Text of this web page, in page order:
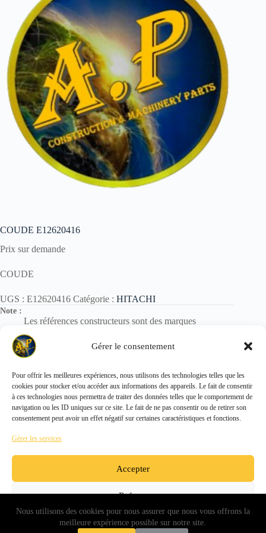
Gérer le consentement
Pour offrir les meilleures expériences, nous utilisons des technologies telles que les
cookies pour stocker et/ou accéder aux informations des appareils. Le fait de consentir
à ces technologies nous permettra de traiter des données telles que le comportement de
navigation ou les ID uniques sur ce site. Le fait de ne pas consentir ou de retirer son
consentement peut avoir un effet négatif sur certaines caractéristiques et fonctions.
Gérer les services
Accepter
Refuser
Voir les préférences
Nous utilisons des cookies pour nous assurer que nous vous offrons la
meilleure expérience possible sur notre site.
COUDE E12620416
Prix sur demande
COUDE
UGS : E12620416 Catégorie : HITACHI
Note :
Les références constructeurs sont des marques
Elles sont utilisées uniquement pour identification des
pièces.
Copyright © 2026 - ALL PARTS FRANCE SAS